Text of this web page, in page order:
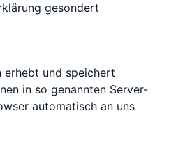
gesondert
erhebt und speichert
in so genannten Server-
automatisch an uns